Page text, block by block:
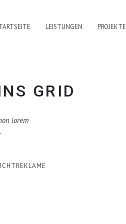
LEISTUNGEN PROJEKTE
GRID
lorem